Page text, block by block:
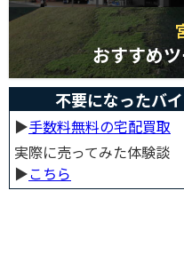
おすすめ
不要になったバ
▶︎手数料無料の宅配買取
実際に売ってみた体験談
▶︎こちら